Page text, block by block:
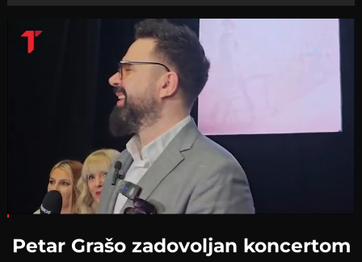
Petar Grašo zadovoljan koncertom